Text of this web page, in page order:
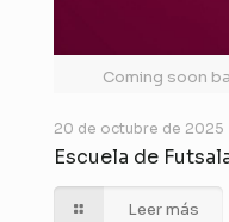
Coming soon
20 de octubre de 2025
Escuela de
Leer más